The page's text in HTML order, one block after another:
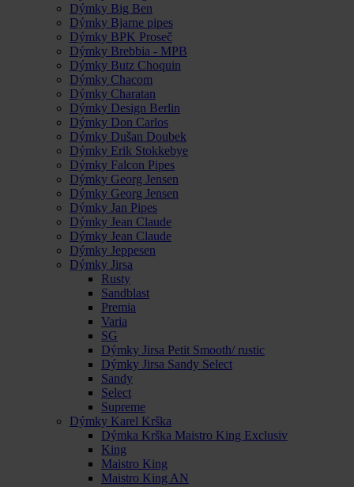
Dýmky Big Ben
Dýmky Bjarne pipes
Dýmky BPK Proseč
Dýmky Brebbia - MPB
Dýmky Butz Choquin
Dýmky Chacom
Dýmky Charatan
Dýmky Design Berlin
Dýmky Don Carlos
Dýmky Dušan Doubek
Dýmky Erik Stokkebye
Dýmky Falcon Pipes
Dýmky Georg Jensen
Dýmky Georg Jensen
Dýmky Jan Pipes
Dýmky Jean Claude
Dýmky Jean Claude
Dýmky Jeppesen
Dýmky Jirsa
Rusty
Sandblast
Premia
Varia
SG
Dýmky Jirsa Petit Smooth/ rustic
Dýmky Jirsa Sandy Select
Sandy
Select
Supreme
Dýmky Karel Krška
Dýmka Krška Maistro King Exclusiv
King
Maistro King
Maistro King AN